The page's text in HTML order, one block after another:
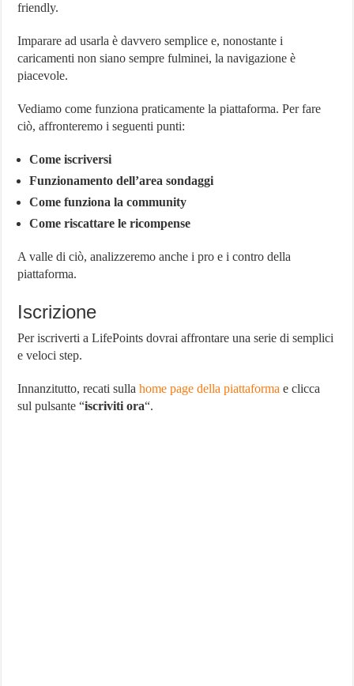
friendly.
Imparare ad usarla è davvero semplice e, nonostante i
caricamenti non siano sempre fulminei, la navigazione è
piacevole.
Vediamo come funziona praticamente la piattaforma. Per fare
ciò, affronteremo i seguenti punti:
Come iscriversi
Funzionamento dell’area sondaggi
Come funziona la community
Come riscattare le ricompense
A valle di ciò, analizzeremo anche i pro e i contro della
piattaforma.
Iscrizione
Per iscriverti a LifePoints dovrai affrontare una serie di semplici
e veloci step.
Innanzitutto, recati sullahome page della piattaforma e clicca
sul pulsante “iscriviti ora“.